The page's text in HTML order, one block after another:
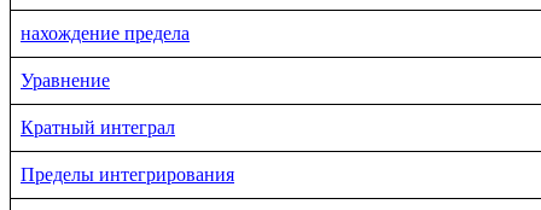
нахождение предела
Уравнение
Кратный интеграл
Пределы интегрирования